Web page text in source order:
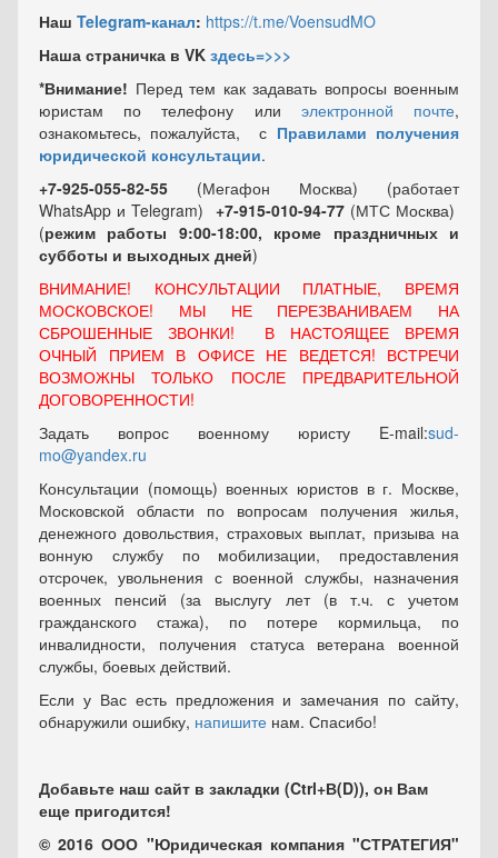
Наш Telegram-канал: https://t.me/VoensudMO
Наша страничка в VK здесь=>>>
*Внимание! Перед тем как задавать вопросы военным
юристам по телефону или электронной почте,
ознакомьтесь, пожалуйста, с Правилами получения
юридической консультации.
+7-925-055-82-55 (Мегафон Москва) (работает
WhatsApp и Telegram) +7-915-010-94-77 (МТС Москва)
(режим работы 9:00-18:00, кроме праздничных и
субботы и выходных дней)
ВНИМАНИЕ! КОНСУЛЬТАЦИИ ПЛАТНЫЕ, ВРЕМЯ
МОСКОВСКОЕ! МЫ НЕ ПЕРЕЗВАНИВАЕМ НА
СБРОШЕННЫЕ ЗВОНКИ! В НАСТОЯЩЕЕ ВРЕМЯ
ОЧНЫЙ ПРИЕМ В ОФИСЕ НЕ ВЕДЕТСЯ! ВСТРЕЧИ
ВОЗМОЖНЫ ТОЛЬКО ПОСЛЕ ПРЕДВАРИТЕЛЬНОЙ
ДОГОВОРЕННОСТИ!
Задать вопрос военному юристу E-mail:sud-
mo@yandex.ru
Консультации (помощь) военных юристов в г. Москве,
Московской области по вопросам получения жилья,
денежного довольствия, страховых выплат, призыва на
вонную службу по мобилизации, предоставления
отсрочек, увольнения с военной службы, назначения
военных пенсий (за выслугу лет (в т.ч. с учетом
гражданского стажа), по потере кормильца, по
инвалидности, получения статуса ветерана военной
службы, боевых действий.
Если у Вас есть предложения и замечания по сайту,
обнаружили ошибку, напишите нам. Спасибо!
Добавьте наш сайт в закладки (Ctrl+В(D)), он Вам
еще пригодится!
© 2016 ООО "Юридическая компания "СТРАТЕГИЯ"